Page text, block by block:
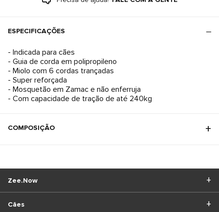
ESPECIFICAÇÕES
- Indicada para cães
- Guia de corda em polipropileno
- Miolo com 6 cordas trançadas
- Super reforçada
- Mosquetão em Zamac e não enferruja
- Com capacidade de tração de até 240kg
COMPOSIÇÃO
Cães
Zee.Now